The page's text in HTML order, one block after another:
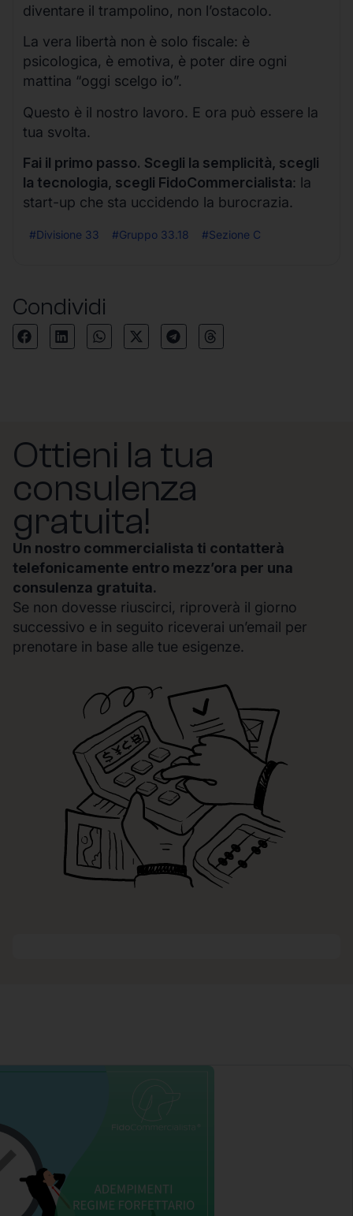
diventare il trampolino, non l’ostacolo.
La vera libertà non è solo fiscale: è
psicologica, è emotiva, è poter dire ogni
mattina “oggi scelgo io”.
Questo è il nostro lavoro. E ora può essere la
tua svolta.
Fai il primo passo. Scegli la semplicità, scegli
la tecnologia, scegli FidoCommercialista: la
start-up che sta uccidendo la burocrazia.
#Divisione 33 #Gruppo 33.18 #Sezione C
Condividi
Ottieni la tua
consulenza
gratuita!
Un nostro commercialista ti contatterà
telefonicamente entro mezz’ora per una
consulenza gratuita.
Se non dovesse riuscirci, riproverà il giorno
successivo e in seguito riceverai un’email per
prenotare in base alle tue esigenze.